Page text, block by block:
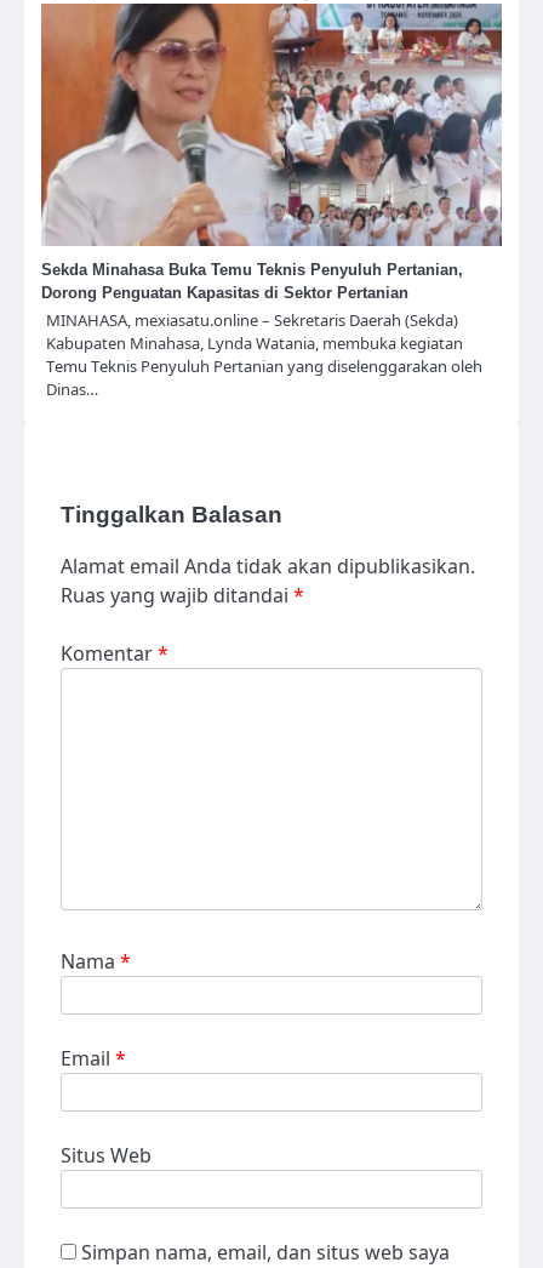
Sekda Minahasa Buka Temu Teknis Penyuluh Pertanian,
Dorong Penguatan Kapasitas di Sektor Pertanian
MINAHASA, mexiasatu.online – Sekretaris Daerah (Sekda)
Kabupaten Minahasa, Lynda Watania, membuka kegiatan
Temu Teknis Penyuluh Pertanian yang diselenggarakan oleh
Dinas…
Tinggalkan Balasan
Alamat email Anda tidak akan dipublikasikan.
Ruas yang wajib ditandai *
Komentar*
Nama *
Email *
Situs Web
Simpan nama, email, dan situs web saya